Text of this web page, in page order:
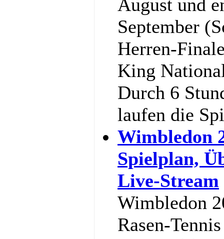
August und
September
Herren-
King
Durch 6
laufen die
Wimbledon
Spielplan,
Live-Stream
Wimbledon
Rasen-